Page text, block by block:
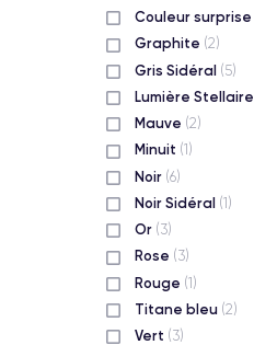
Couleur surprise
Graphite (2)
Gris Sidéral (5)
Lumière Stellaire
Mauve (2)
Minuit (1)
Noir (6)
Noir Sidéral (1)
Or (3)
Rose (3)
Rouge (1)
Titane bleu (2)
Vert (3)